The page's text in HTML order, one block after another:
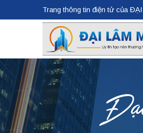
Trang thông tin điện tử của